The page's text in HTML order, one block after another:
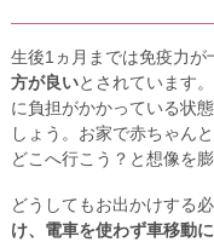
生後1ヵ月までは免疫力が
方が良いとされています
に負担がかかっている状
しょう。お家で赤ちゃん
どこへ行こう？と想像を
どうしてもお出かけする
け、電車を使わず車移動に